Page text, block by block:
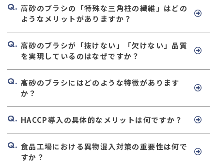
高砂のブラシの「特殊な三角柱の繊維」はどの
ようなメリットがありますか？
高砂のブラシが「抜けない」「欠けない」品質
を実現しているのはなぜですか？
高砂のブラシにはどのような特徴があります
か？
HACCP導入の具体的なメリットは何ですか？
食品工場における異物混入対策の重要性は何で
すか？